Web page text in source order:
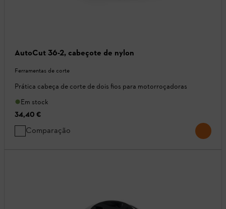
AutoCut 36-2, cabeçote de nylon
Ferramentas de corte
Prática cabeça de corte de dois fios para motorroçadoras
Em stock
34,40 €
Comparação